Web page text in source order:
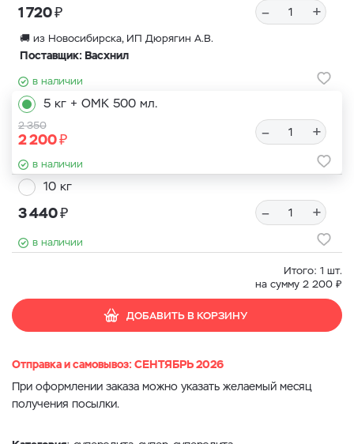
1 720₽ – +
в наличии
🚚 из Новосибирска, ИП Дюрягин А.В.
Поставщик: Васхнил
5 кг + ОМК 500 мл.
2 350
2 200₽ – +
в наличии
10 кг
3 440₽ – +
в наличии
Итого: 1 шт.
на сумму 2 200 ₽
ДОБАВИТЬ В КОРЗИНУ
Отправка и самовывоз: СЕНТЯБРЬ 2026
При оформлении заказа можно указать желаемый месяц
получения посылки.